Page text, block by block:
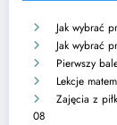
Jak wybrać
Jak wybrać
Pierwszy
Lekcje
Zajęcia z
08